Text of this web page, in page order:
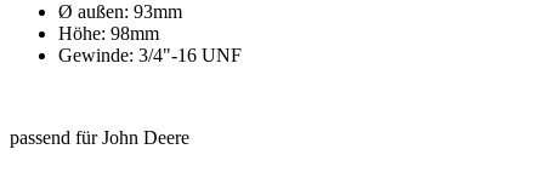
Ø außen: 93mm
Höhe: 98mm
Gewinde: 3/4"-16 UNF
passend für John Deere